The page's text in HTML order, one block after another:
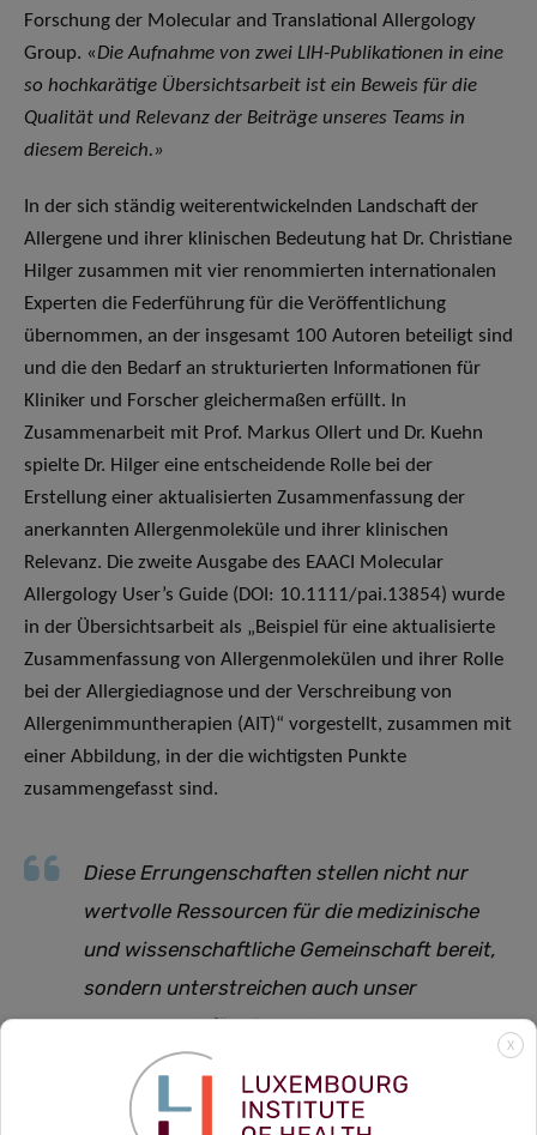
Forschung der Molecular and Translational Allergology
Group. «Die Aufnahme von zwei LIH-Publikationen in eine
so hochkarätige Übersichtsarbeit ist ein Beweis für die
Qualität und Relevanz der Beiträge unseres Teams in
diesem Bereich.»
In der sich ständig weiterentwickelnden Landschaft der
Allergene und ihrer klinischen Bedeutung hat Dr. Christiane
Hilger zusammen mit vier renommierten internationalen
Experten die Federführung für die Veröffentlichung
übernommen, an der insgesamt 100 Autoren beteiligt sind
und die den Bedarf an strukturierten Informationen für
Kliniker und Forscher gleichermaßen erfüllt. In
Zusammenarbeit mit Prof. Markus Ollert und Dr. Kuehn
spielte Dr. Hilger eine entscheidende Rolle bei der
Erstellung einer aktualisierten Zusammenfassung der
anerkannten Allergenmoleküle und ihrer klinischen
Relevanz. Die zweite Ausgabe des EAACI Molecular
Allergology User’s Guide (DOI: 10.1111/pai.13854) wurde
in der Übersichtsarbeit als „Beispiel für eine aktualisierte
Zusammenfassung von Allergenmolekülen und ihrer Rolle
bei der Allergiediagnose und der Verschreibung von
Allergenimmuntherapien (AIT)“ vorgestellt, zusammen mit
einer Abbildung, in der die wichtigsten Punkte
zusammengefasst sind.
Diese Errungenschaften stellen nicht nur
wertvolle Ressourcen für die medizinische
und wissenschaftliche Gemeinschaft bereit,
sondern unterstreichen auch unser
Engagement für die Verbesserung des Lebens
von Menschen, die von Allergien betroffen
»
X